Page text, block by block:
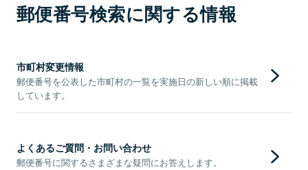
郵便番号検索に関する情報
市町村変更情報
郵便番号を公表した市町村の一覧を実施日の新しい順に掲載
しています。
よくあるご質問・お問い合わせ
郵便番号に関するさまざまな疑問にお答えします。